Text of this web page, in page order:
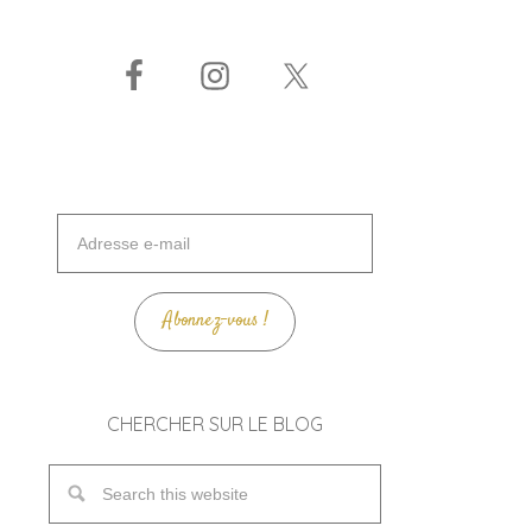
mail
Abonnez-vous !
CHERCHER SUR LE BLOG